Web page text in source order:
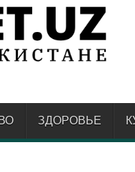
ЗДОРОВЬЕ